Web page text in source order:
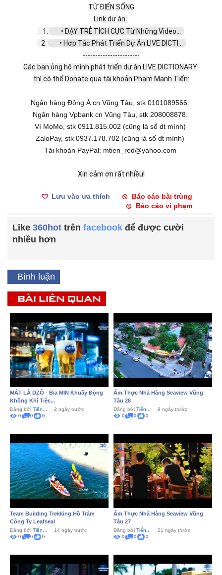
TỪ ĐIỂN SỐNG
Link dự án:
   1.
• DẠY TRẺ TÍCH CỰC Từ Những Video...
   2.
• Hợp Tác Phát Triển Dự Án LIVE DICTI...
-----------------------
Các bạn ủng hộ mình phát triển dự án LIVE DICTIONARY
thì có thể Donate qua tài khoản Phạm Mạnh Tiến:
Ngân hàng Đông Á cn Vũng Tàu, stk 0101089566.
Ngân hàng Vpbank cn Vũng Tàu, stk 208008878.
Ví MoMo, stk 0911.815.002 (cũng là số dt mình)
ZaloPay, stk 0937.178.702 (cũng là số dt mình)
Tài khoản PayPal: mtien_red@yahoo.com
Xin cảm ơn rất nhiều!
Lưu vào ưa thích
Báo cáo bài trùng
Báo cáo vi phạm
Like 360hot trên facebook để được cười
nhiều hơn
Bình luận
BÀI LIÊN QUAN
MÁT LÀ DZÔ - Bia MIN Khuấy Động
Không Khí Tiệc...
Đăng bởi Tiến... 2 ngày trước
0 0 0
Ẩm Thực Nhà Hàng Seaview Vũng
Tàu 28
Đăng bởi Tiến... 9 ngày trước
0 0 0
Team Building Trekking Hồ Tràm
Công Ty Leafseal
Đăng bởi Tiến... 14 ngày trước
0 0 0
Ẩm Thực Nhà Hàng Seaview Vũng
Tàu 27
Đăng bởi Tiến... 21 ngày trước
0 0 0